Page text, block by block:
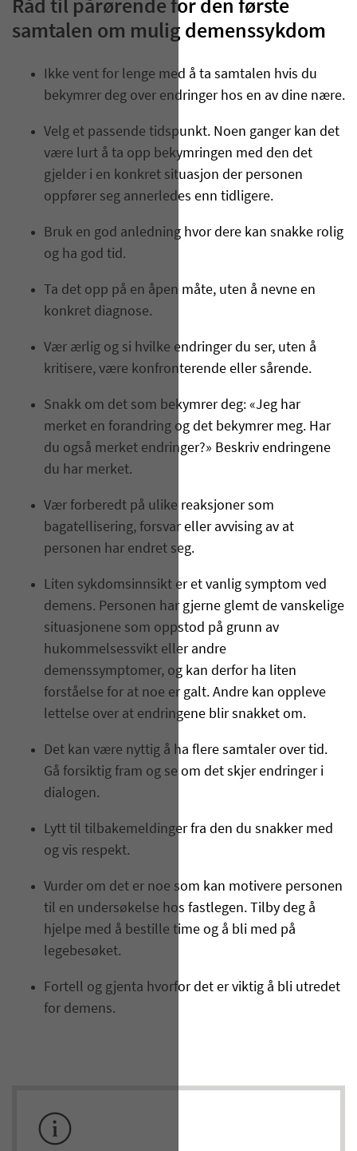
Råd til pårørende for den første
samtalen om mulig demenssykdom
Ikke vent for lenge med å ta samtalen hvis du
bekymrer deg over endringer hos en av dine nære.
Velg et passende tidspunkt. Noen ganger kan det
være lurt å ta opp bekymringen med den det
gjelder i en konkret situasjon der personen
oppfører seg annerledes enn tidligere.
Bruk en god anledning hvor dere kan snakke rolig
og ha god tid.
Ta det opp på en åpen måte, uten å nevne en
konkret diagnose.
Vær ærlig og si hvilke endringer du ser, uten å
kritisere, være konfronterende eller sårende.
Snakk om det som bekymrer deg: «Jeg har
merket en forandring og det bekymrer meg. Har
du også merket endringer?» Beskriv endringene
du har merket.
Vær forberedt på ulike reaksjoner som
bagatellisering, forsvar eller avvising av at
personen har endret seg.
Liten sykdomsinnsikt er et vanlig symptom ved
demens. Personen har gjerne glemt de vanskelige
situasjonene som oppstod på grunn av
hukommelsessvikt eller andre
demenssymptomer, og kan derfor ha liten
forståelse for at noe er galt. Andre kan oppleve
lettelse over at endringene blir snakket om.
Det kan være nyttig å ha flere samtaler over tid.
Gå forsiktig fram og se om det skjer endringer i
dialogen.
Lytt til tilbakemeldinger fra den du snakker med
og vis respekt.
Vurder om det er noe som kan motivere personen
til en undersøkelse hos fastlegen. Tilby deg å
hjelpe med å bestille time og å bli med på
legebesøket.
Fortell og gjenta hvorfor det er viktig å bli utredet
for demens.